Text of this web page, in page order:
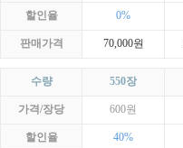
할인율 0%
판매가격 70,000원
수량 550장
가격/장당 600원
할인율 40%